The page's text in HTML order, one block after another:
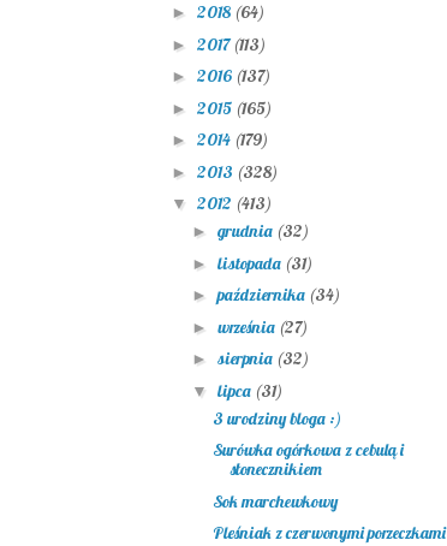
► 2018 (64)
► 2017(113)
► 2016 (137)
► 2015 (165)
► 2014 (179)
► 2013 (328)
▼ 2012 (413)
► grudnia (32)
► listopada (31)
►października (34)
► września (27)
► sierpnia (32)
▼ lipca (31)
3 urodziny bloga :)
Surówka ogórkowa z cebulą i
słonecznikiem
Sok marchewkowy
Pleśniak z czerwonymi porzeczkami